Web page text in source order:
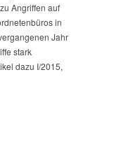
Angriffen auf
in
Jahr
stark
dazu I/2015,